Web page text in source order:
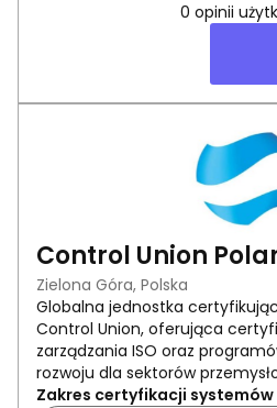
0 opinii
Control Union
Zielona Góra, Polska
Globalna jednostka
Control Union, oferująca
zarządzania ISO oraz
rozwoju dla sektorów
Zakres certyfikacji